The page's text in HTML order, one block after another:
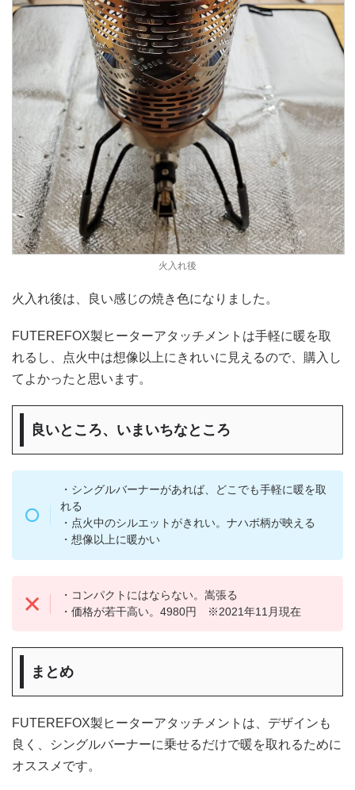
火入れ後
火入れ後は、良い感じの焼き色になりました。
FUTEREFOX製ヒーターアタッチメントは手軽に暖を取
れるし、点火中は想像以上にきれいに見えるので、購入し
てよかったと思います。
良いところ、いまいちなところ
・シングルバーナーがあれば、どこでも手軽に暖を取
れる
・点火中のシルエットがきれい。ナハボ柄が映える
・想像以上に暖かい
・コンパクトにはならない。嵩張る
・価格が若干高い。4980円 ※2021年11月現在
まとめ
FUTEREFOX製ヒーターアタッチメントは、デザインも
良く、シングルバーナーに乗せるだけで暖を取れるために
オススメです。